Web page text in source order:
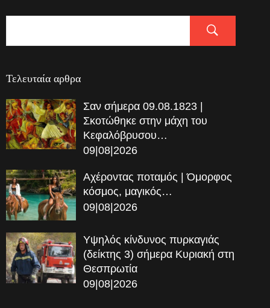
Τελευταία αρθρα
Σαν σήμερα 09.08.1823 |
Σκοτώθηκε στην μάχη του
Κεφαλόβρυσου…
09|08|2026
Αχέροντας ποταμός | Όμορφος
κόσμος, μαγικός…
09|08|2026
Υψηλός κίνδυνος πυρκαγιάς
(δείκτης 3) σήμερα Κυριακή στη
Θεσπρωτία
09|08|2026